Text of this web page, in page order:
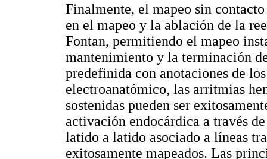
Finalmente, el mapeo sin
en el mapeo y la ablación de la
Fontan, permitiendo el mapeo
mantenimiento y la terminación
predefinida con anotaciones de
electroanatómico, las arritmias
sostenidas pueden ser
activación endocárdica a través
latido a latido asociado a líneas
exitosamente mapeados. Las